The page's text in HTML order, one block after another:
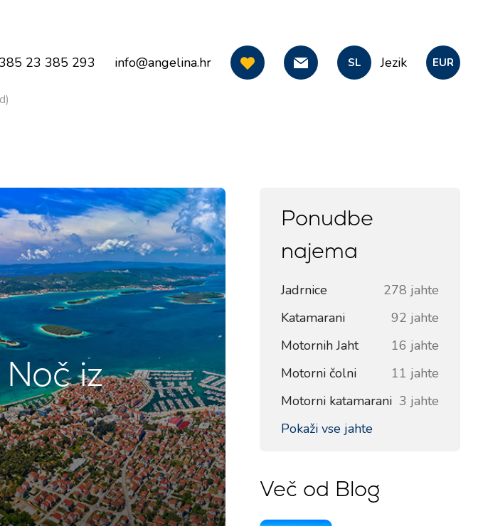
23 385 293 info@angelina.hr SL Jezik EUR
iz
Ponudbe
najema
Jadrnice
278 jahte
Katamarani
92 jahte
Motornih Jaht
16 jahte
Motorni čolni
11 jahte
Motorni katamarani 3 jahte
Pokaži vse jahte
Več od Blog